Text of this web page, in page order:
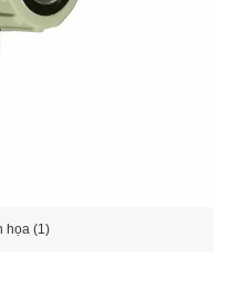
họa (1)